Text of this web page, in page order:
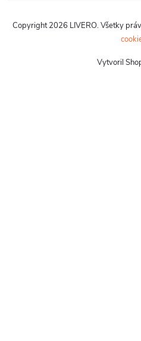
Vytvoril
Copyright 2026 LIVERO. Všetky